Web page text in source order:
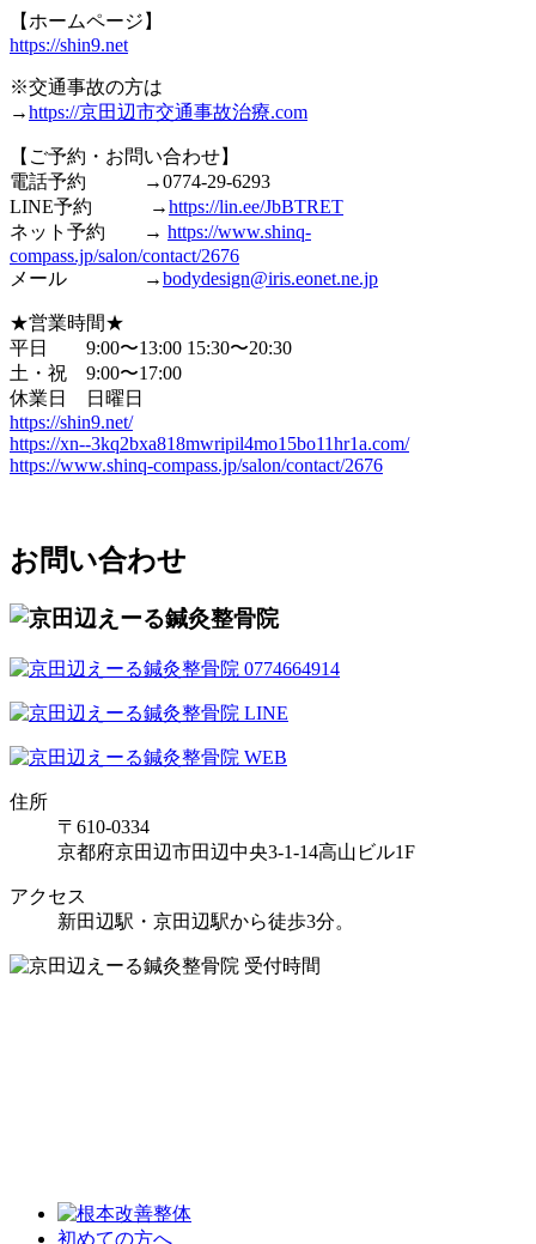
【ホームページ】
https://shin9.net
※交通事故の方は
→https://京田辺市交通事故治療.com
【ご予約・お問い合わせ】
電話予約 →0774-29-6293
LINE予約 →https://lin.ee/JbBTRET
ネット予約 → https://www.shinq-
compass.jp/salon/contact/2676
メール →bodydesign@iris.eonet.ne.jp
★営業時間★
平日 9:00〜13:00 15:30〜20:30
土・祝 9:00〜17:00
休業日 日曜日
https://shin9.net/
https://xn--3kq2bxa818mwripil4mo15bo11hr1a.com/
https://www.shinq-compass.jp/salon/contact/2676
お問い合わせ
住所
〒610-0334
京都府京田辺市田辺中央3-1-14高山ビル1F
アクセス
新田辺駅・京田辺駅から徒歩3分。
初めての方へ